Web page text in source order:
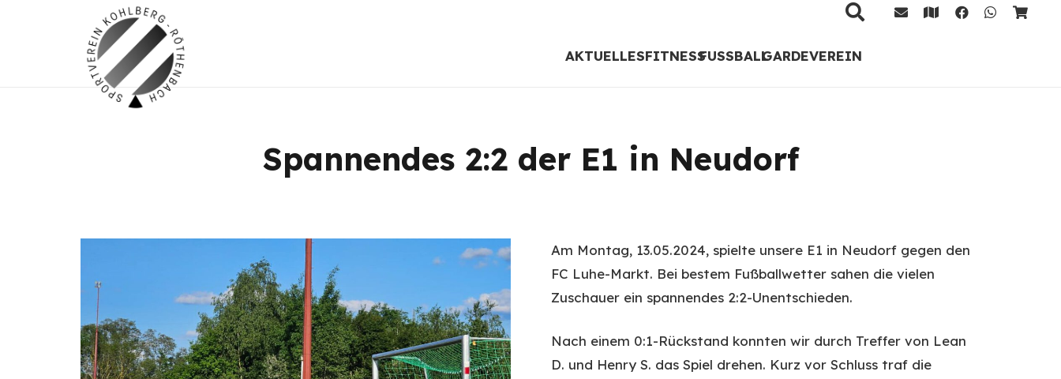
AKTUELLESFITNESSFUSSBALLGARDEVEREIN
Spannendes 2:2 der E1 in Neudorf
Am Montag, 13.05.2024, spielte unsere E1 in Neudorf gegen den
FC Luhe-Markt. Bei bestem Fußballwetter sahen die vielen
Zuschauer ein spannendes 2:2-Unentschieden.
Nach einem 0:1-Rückstand konnten wir durch Treffer von Lean
D. und Henry S. das Spiel drehen. Kurz vor Schluss traf die